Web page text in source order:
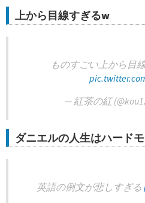
上から目線すぎるw
ものすごい上から目
— 紅茶の紅
ダニエルの人生はハードモ
英語の例文が悲しすぎる